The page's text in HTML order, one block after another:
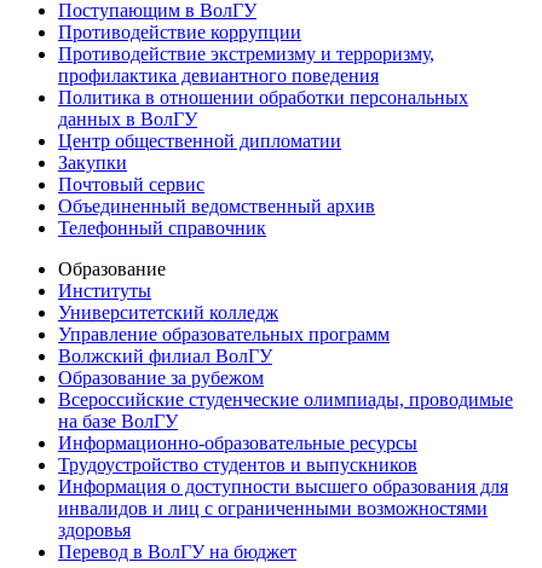
Поступающим в ВолГУ
Противодействие коррупции
Противодействие экстремизму и терроризму,
профилактика девиантного поведения
Политика в отношении обработки персональных
данных в ВолГУ
Центр общественной дипломатии
Закупки
Почтовый сервис
Объединенный ведомственный архив
Телефонный справочник
Образование
Институты
Университетский колледж
Управление образовательных программ
Волжский филиал ВолГУ
Образование за рубежом
Всероссийские студенческие олимпиады, проводимые
на базе ВолГУ
Информационно-образовательные ресурсы
Трудоустройство студентов и выпускников
Информация о доступности высшего образования для
инвалидов и лиц с ограниченными возможностями
здоровья
Перевод в ВолГУ на бюджет